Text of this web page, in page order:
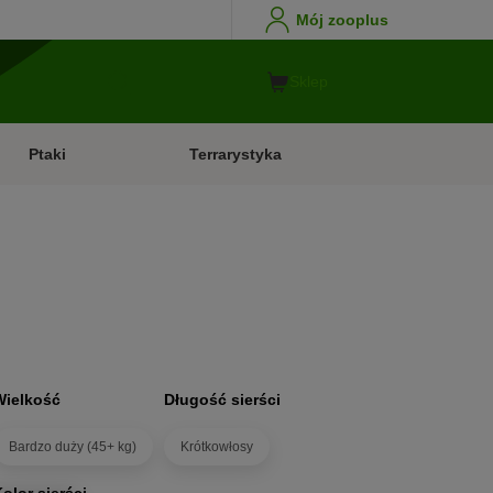
Mój zooplus
Ptaki Terrarystyka
Bardzo duży (45+ kg)
Długość sierści
Krótkowłosy